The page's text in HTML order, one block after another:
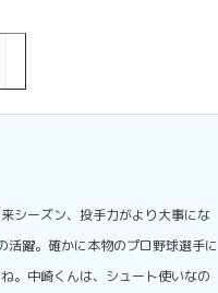
シーズン、投手力がより大事にな
躍。確かに本物のプロ野球選手に
。中崎くんは、シュート使いなの